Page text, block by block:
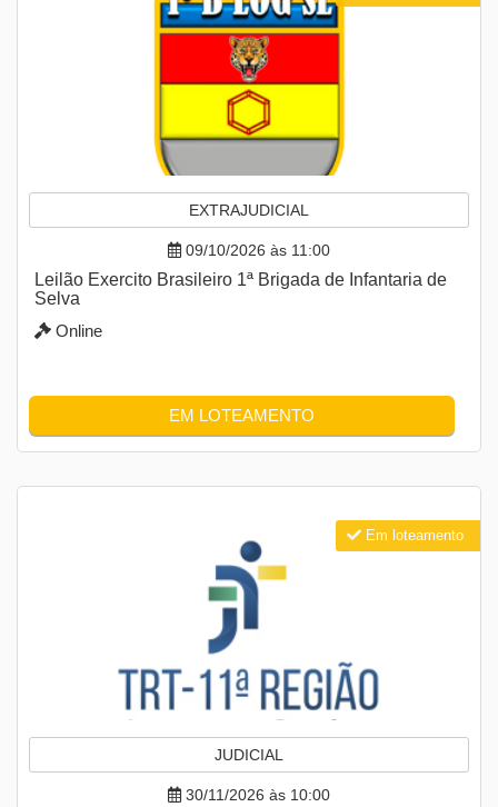
EXTRAJUDICIAL
09/10/2026 às 11:00
Leilão Exercito Brasileiro 1ª Brigada de Infantaria de
Selva
Online
EM LOTEAMENTO
JUDICIAL
30/11/2026 às 10:00
Em loteamento